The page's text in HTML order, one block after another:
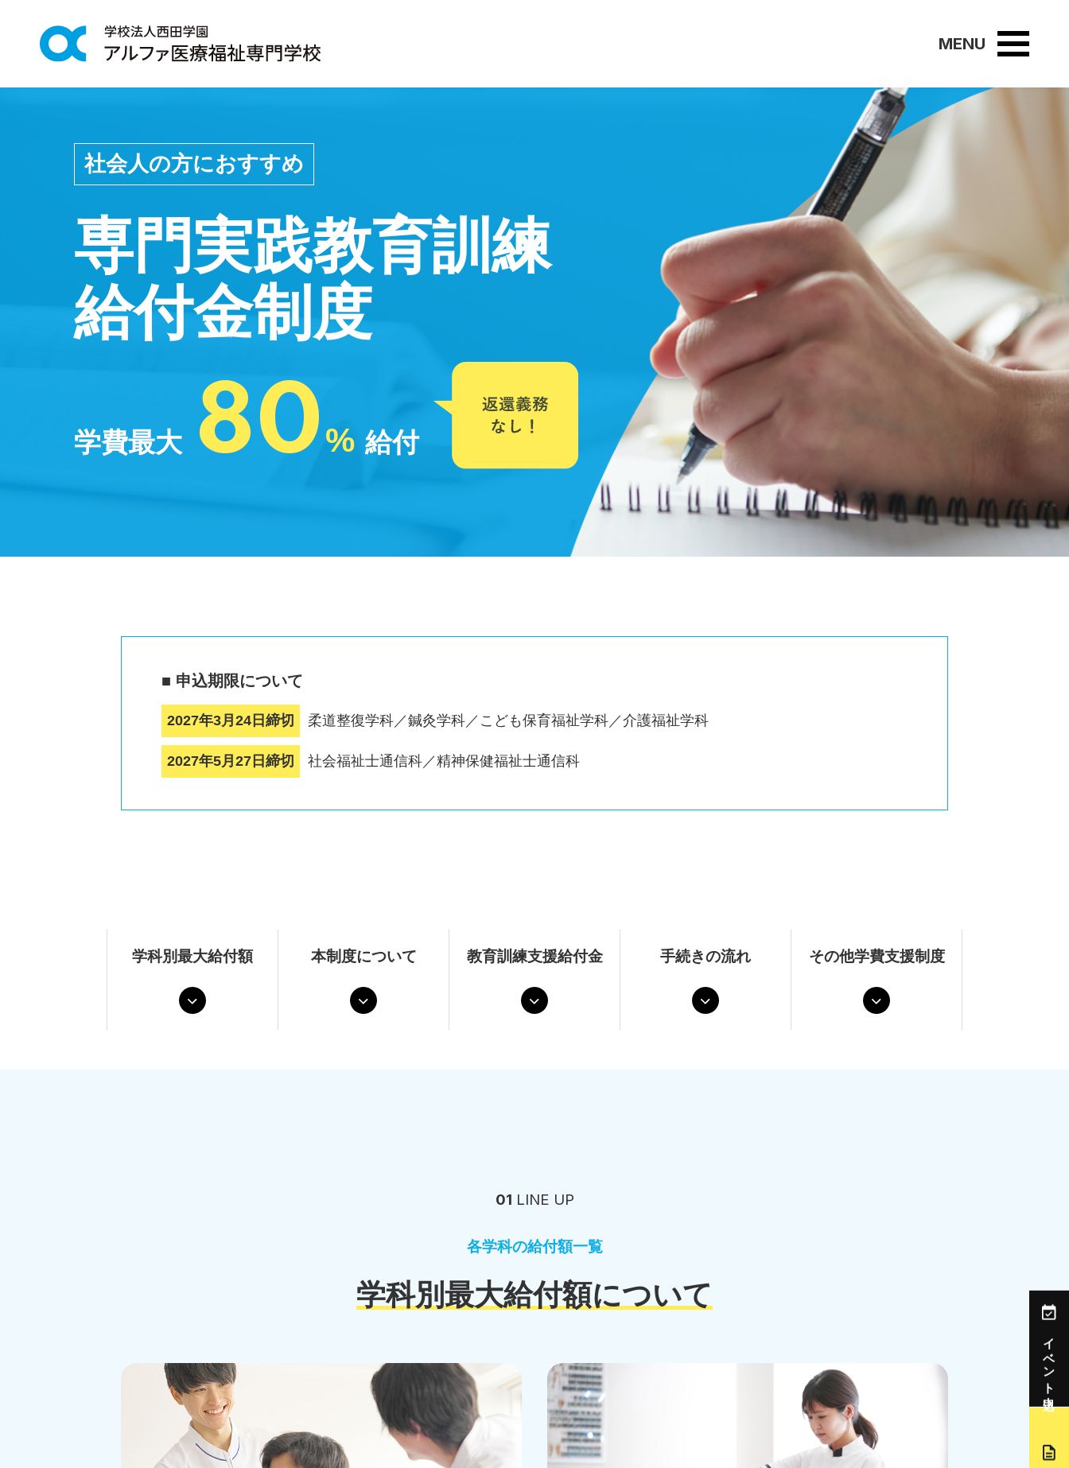
00TOP
本制度について
03APPLICARION
手続きの流れ
04SUPPORT
オープンキャンパス
お問い合わせ
TEL:042-729-1026
社会人の方におすすめ
専門実践教育訓練
給付金制度
学費最大 80% 給付
■ 申込期限について
2027年3月24日締切 柔道整復学科／鍼灸学科／こども保育福祉学科／介護福祉学科
2027年5月27日締切 社会福祉士通信科／精神保健福祉士通信科
学科別最大給付額 本制度について 教育訓練支援給付金 手続きの流れ その他学費支援制度
01 LINE UP
各学科の給付額一覧
学科別最大給付額について
イベント申込